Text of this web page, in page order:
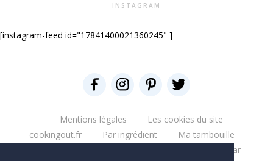
INSTAGRAM
[instagram-feed id="17841400021360245" ]
Mentions légales
Les cookies du site
cookingout.fr
Par ingrédient
Ma tambouille
Par